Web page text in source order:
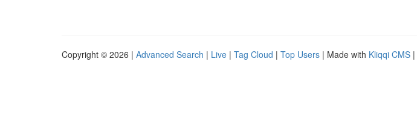
Copyright © 2026 | Advanced Search | Live | Tag Cloud | Top Users | Made with Kliqqi CMS |